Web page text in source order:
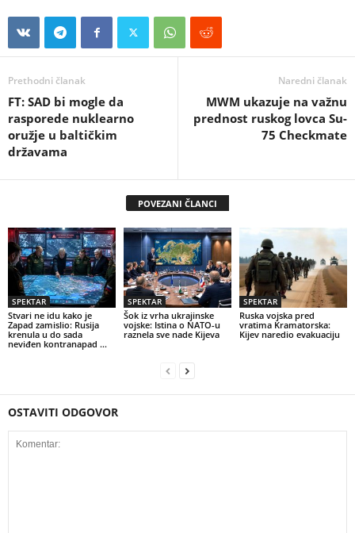
Prethodni članak
FT: SAD bi mogle da
rasporede nuklearno
oružje u baltičkim
državama
Naredni članak
MWM ukazuje na važnu
prednost ruskog lovca Su-
75 Checkmate
POVEZANI ČLANCI
SPEKTAR
Stvari ne idu kako je
Zapad zamislio: Rusija
krenula u do sada
neviđen kontranapad …
SPEKTAR
Šok iz vrha ukrajinske
vojske: Istina o NATO-u
raznela sve nade Kijeva
SPEKTAR
Ruska vojska pred
vratima Kramatorska:
Kijev naredio evakuaciju
OSTAVITI ODGOVOR